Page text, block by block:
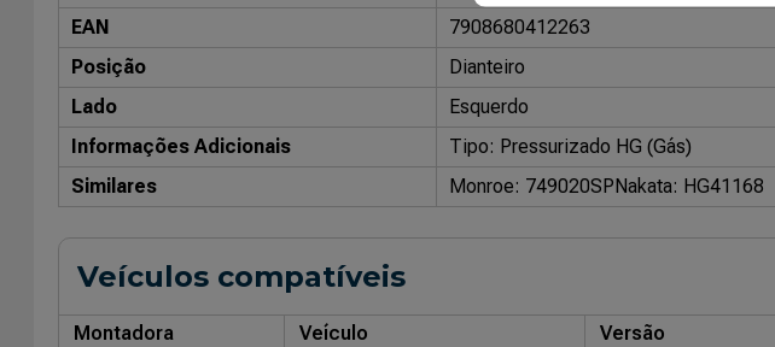
EAN
7908680412263
Posição
Dianteiro
Lado
Esquerdo
Informações Adicionais
Tipo: Pressurizado HG (Gás)
Similares
Monroe: 749020SPNakata: HG41168
Veículos compatíveis
Montadora Veículo Versão